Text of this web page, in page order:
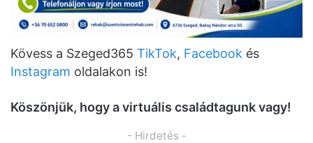
Kövess a Szeged365 TikTok, Facebook és
Instagram oldalakon is!
Köszönjük, hogy a virtuális családtagunk vagy!
- Hirdetés -